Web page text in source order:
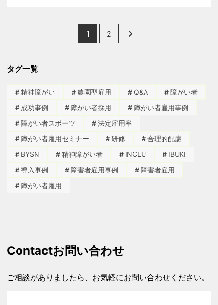
1 2
タグ一覧
精神障がい 農園型雇用 Q&A
障がい者
成功事例
障がい者採用
障がい者雇用事例
障がい者スポーツ
法定雇用率
障がい者雇用セミナー
研修
合理的配慮
BYSN
精神障がい者 INCLU
IBUKI
導入事例
障害者雇用事例
障害者雇用
障がい者雇用
Contactお問い合わせ
ご相談がありましたら、お気軽にお問い合わせください。